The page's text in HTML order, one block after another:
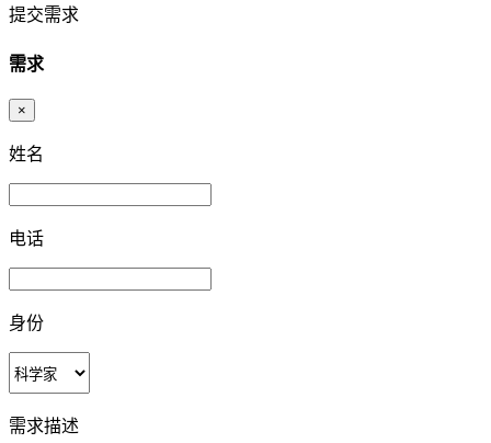
提交需求
需求
×
姓名
电话
身份
需求描述